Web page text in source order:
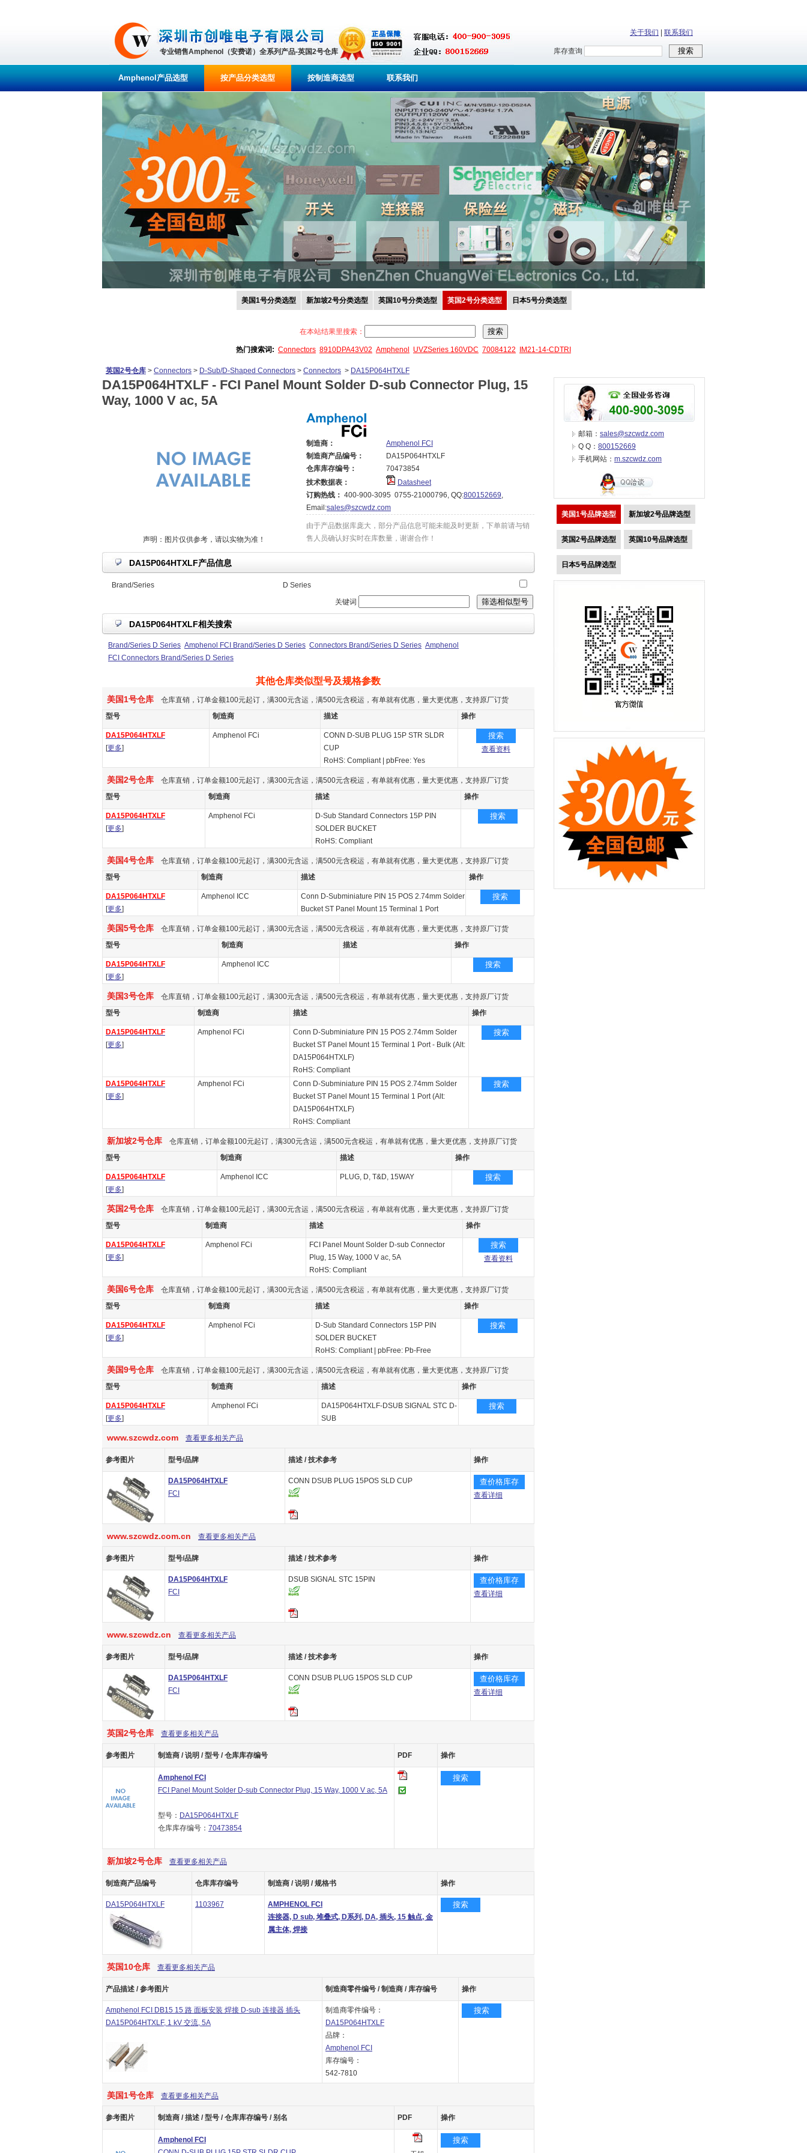
专业销售Amphenol（安费诺）全系列产品-英国2号仓库
关于我们 联系我们
库存查询
Amphenol产品选型 按产品分类选型 按制造商选型 联系我们
美国1号分类选型 新加坡2号分类选型 英国10号分类选型 英国2号分类选型 日本5号分类选型
在本站结果里搜索：
热门搜索词: Connectors 8910DPA43V02 Amphenol UVZSeries 160VDC 70084122 IM21-14-CDTRI
英国2号仓库 > Connectors > D-Sub/D-Shaped Connectors > Connectors > DA15P064HTXLF
DA15P064HTXLF - FCI Panel Mount Solder D-sub Connector Plug, 15
Way, 1000 V ac, 5A
声明：图片仅供参考，请以实物为准！
制造商：
Amphenol FCI
制造商产品编号：
DA15P064HTXLF
仓库库存编号：
70473854
技术数据表：
Datasheet
订购热线： 400-900-3095 0755-21000796, QQ:800152669,
Email:sales@szcwdz.com
由于产品数据库庞大，部分产品信息可能未能及时更新，下单前请与销
售人员确认好实时在库数量，谢谢合作！
DA15P064HTXLF产品信息
Brand/Series
D Series
关键词
DA15P064HTXLF相关搜索
Brand/Series D Series Amphenol FCI Brand/Series D Series Connectors Brand/Series D Series Amphenol
FCI Connectors Brand/Series D Series
其他仓库类似型号及规格参数
美国1号仓库 仓库直销，订单金额100元起订，满300元含运，满500元含税运，有单就有优惠，量大更优惠，支持原厂订货
型号
制造商 描述 操作
DA15P064HTXLF
[更多]
Amphenol FCi
CONN D-SUB PLUG 15P STR SLDR
CUP
RoHS: Compliant pbFree: Yes
搜索
查看资料
美国2号仓库 仓库直销，订单金额100元起订，满300元含运，满500元含税运，有单就有优惠，量大更优惠，支持原厂订货
型号
制造商 描述 操作
DA15P064HTXLF
[更多]
Amphenol FCi
D-Sub Standard Connectors 15P PIN
SOLDER BUCKET
RoHS: Compliant
搜索
美国4号仓库 仓库直销，订单金额100元起订，满300元含运，满500元含税运，有单就有优惠，量大更优惠，支持原厂订货
型号
制造商 描述 操作
DA15P064HTXLF
[更多]
Amphenol ICC
Conn D-Subminiature PIN 15 POS 2.74mm Solder
Bucket ST Panel Mount 15 Terminal 1 Port
搜索
美国5号仓库 仓库直销，订单金额100元起订，满300元含运，满500元含税运，有单就有优惠，量大更优惠，支持原厂订货
型号
制造商 描述 操作
DA15P064HTXLF
[更多]
Amphenol ICC 搜索
美国3号仓库 仓库直销，订单金额100元起订，满300元含运，满500元含税运，有单就有优惠，量大更优惠，支持原厂订货
型号
制造商 描述 操作
DA15P064HTXLF
[更多]
Amphenol FCi
Conn D-Subminiature PIN 15 POS 2.74mm Solder
Bucket ST Panel Mount 15 Terminal 1 Port - Bulk (Alt:
DA15P064HTXLF)
RoHS: Compliant
搜索
DA15P064HTXLF
[更多]
Amphenol FCi
Conn D-Subminiature PIN 15 POS 2.74mm Solder
Bucket ST Panel Mount 15 Terminal 1 Port (Alt:
DA15P064HTXLF)
RoHS: Compliant
搜索
新加坡2号仓库 仓库直销，订单金额100元起订，满300元含运，满500元含税运，有单就有优惠，量大更优惠，支持原厂订货
型号
制造商 描述 操作
DA15P064HTXLF
[更多]
Amphenol ICC PLUG, D, T&D, 15WAY 搜索
英国2号仓库 仓库直销，订单金额100元起订，满300元含运，满500元含税运，有单就有优惠，量大更优惠，支持原厂订货
型号
制造商 描述 操作
DA15P064HTXLF
[更多]
Amphenol FCi
FCI Panel Mount Solder D-sub Connector
Plug, 15 Way, 1000 V ac, 5A
RoHS: Compliant
搜索
查看资料
美国6号仓库 仓库直销，订单金额100元起订，满300元含运，满500元含税运，有单就有优惠，量大更优惠，支持原厂订货
型号
制造商 描述 操作
DA15P064HTXLF
[更多]
Amphenol FCi
D-Sub Standard Connectors 15P PIN
SOLDER BUCKET
RoHS: Compliant pbFree: Pb-Free
搜索
美国9号仓库 仓库直销，订单金额100元起订，满300元含运，满500元含税运，有单就有优惠，量大更优惠，支持原厂订货
型号
制造商 描述 操作
DA15P064HTXLF
[更多]
Amphenol FCi
DA15P064HTXLF-DSUB SIGNAL STC D-
SUB
搜索
www.szcwdz.com 查看更多相关产品
参考图片 型号/品牌 描述 / 技术参考 操作
DA15P064HTXLF
FCI
CONN DSUB PLUG 15POS SLD CUP 查价格库存
查看详细
www.szcwdz.com.cn 查看更多相关产品
参考图片 型号/品牌 描述 / 技术参考 操作
DA15P064HTXLF
FCI
DSUB SIGNAL STC 15PIN 查价格库存
查看详细
www.szcwdz.cn 查看更多相关产品
参考图片 型号/品牌 描述 / 技术参考 操作
DA15P064HTXLF
FCI
CONN DSUB PLUG 15POS SLD CUP 查价格库存
查看详细
英国2号仓库 查看更多相关产品
参考图片 制造商 / 说明 / 型号 / 仓库库存编号 PDF 操作
Amphenol FCI
FCI Panel Mount Solder D-sub Connector Plug, 15 Way, 1000 V ac, 5A
型号： DA15P064HTXLF
仓库库存编号： 70473854
搜索
新加坡2号仓库 查看更多相关产品
制造商产品编号 仓库库存编号 制造商 / 说明 / 规格书 操作
DA15P064HTXLF 1103967
AMPHENOL FCI
连接器, D sub, 堆叠式, D系列, DA, 插头, 15 触点, 金
属主体, 焊接
搜索
英国10仓库 查看更多相关产品
产品描述 / 参考图片 制造商零件编号 / 制造商 / 库存编号 操作
Amphenol FCI DB15 15 路 面板安装 焊接 D-sub 连接器 插头
DA15P064HTXLF, 1 kV 交流, 5A
制造商零件编号：
DA15P064HTXLF
品牌：
Amphenol FCI
库存编号：
542-7810
搜索
美国1号仓库 查看更多相关产品
参考图片 制造商 / 描述 / 型号 / 仓库库存编号 / 别名 PDF 操作
Amphenol FCI
搜索
邮箱： sales@szcwdz.com
Q Q： 800152669
手机网站： m.szcwdz.com
美国1号品牌选型 新加坡2号品牌选型
英国2号品牌选型 英国10号品牌选型
日本5号品牌选型